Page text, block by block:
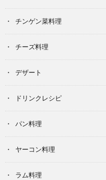
チンゲン菜料理
チーズ料理
デザート
ドリンクレシピ
パン料理
ヤーコン料理
ラム料理